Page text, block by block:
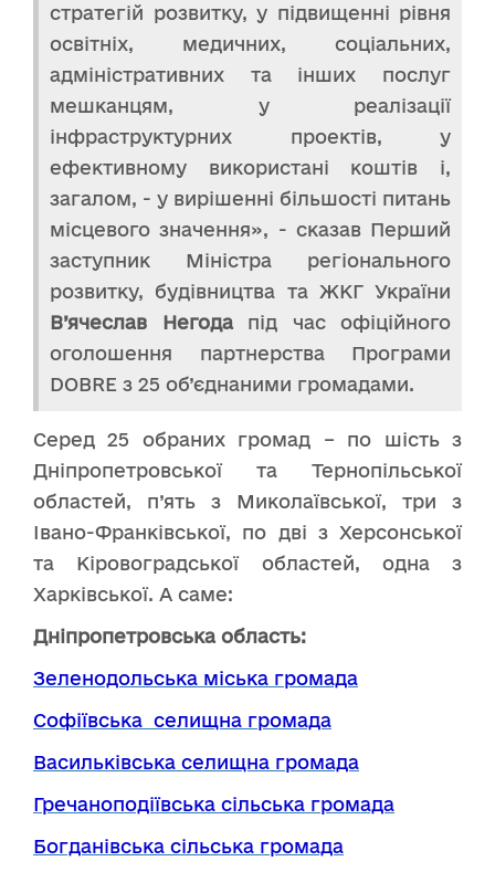
стратегій розвитку, у підвищенні рівня
освітніх, медичних, соціальних,
адміністративних та інших послуг
мешканцям, у реалізації
інфраструктурних проектів, у
ефективному використані коштів і,
загалом, - у вирішенні більшості питань
місцевого значення», - сказав Перший
заступник Міністра регіонального
розвитку, будівництва та ЖКГ України
В’ячеслав Негода під час офіційного
оголошення партнерства Програми
DOBRE з 25 об’єднаними громадами.
Серед 25 обраних громад – по шість з
Дніпропетровської та Тернопільської
областей, п’ять з Миколаївської, три з
Івано-Франківської, по дві з Херсонської
та Кіровоградської областей, одна з
Харківської. А саме:
Дніпропетровська область:
Зеленодольська міська громада
Софіївська селищна громада
Васильківська селищна громада
Гречаноподіївська сільська громада
Богданівська сільська громада